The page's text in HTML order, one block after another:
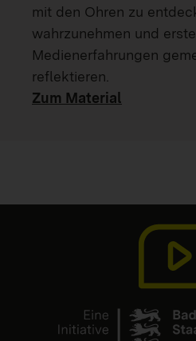
mit den Ohren zu
wahrzunehmen und erste
Medienerfahrungen
reflektieren.
Zum Material